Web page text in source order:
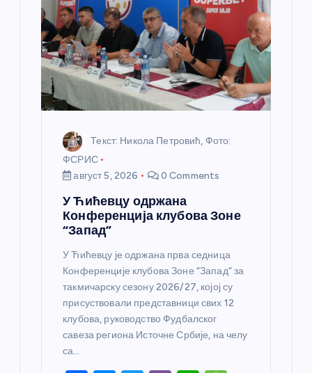
Текст: Никола Петровић, Фото:
ФСРИС
август 5, 2026
0 Comments
У Ћићевцу одржана
Конференција клубова Зоне
“Запад”
У Ћићевцу је одржана прва седница
Конференције клубова Зоне “Запад” за
такмичарску сезону 2026/27, којој су
присуствовали представници свих 12
клубова, руководство Фудбалског
савеза региона Источне Србије, на челу
са…